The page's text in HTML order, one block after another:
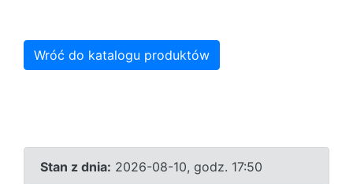
Wróć do katalogu produktów
Stan z dnia: 2026-08-10, godz. 17:50